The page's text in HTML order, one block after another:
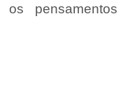
pensamentos